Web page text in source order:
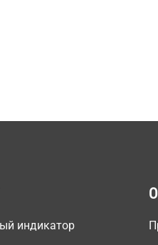
индикатор